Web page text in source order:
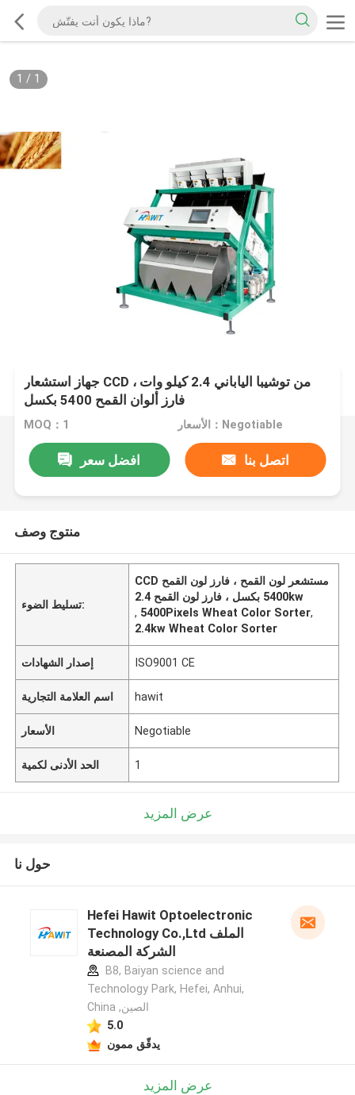
1 / 1
جهاز استشعار CCD من توشيبا الياباني 2.4 كيلو وات ،
فارز ألوان القمح 5400 بكسل
MOQ：1 الأسعار：Negotiable
افضل سعر اتصل بنا
منتوج وصف
تسليط الضوء:
CCD مستشعر لون القمح ، فارز لون القمح
5400 بكسل ، فارز لون القمح 2.4kw
, 5400Pixels Wheat Color Sorter,
2.4kw Wheat Color Sorter
إصدار الشهادات ISO9001 CE
اسم العلامة التجارية hawit
الأسعار Negotiable
الحد الأدنى لكمية 1
عرض المزيد
حول نا
Hefei Hawit Optoelectronic
Technology Co.,Ltd الملف
الشركة المصنعة
B8, Baiyan science and
Technology Park, Hefei, Anhui,
China ,الصين
5.0
يدقّق ممون
عرض المزيد